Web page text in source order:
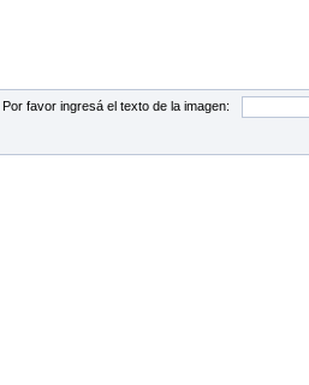
Por favor ingresá el texto de la imagen: